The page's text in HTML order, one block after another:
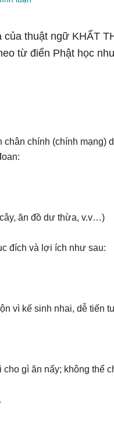
thuật ngữ KHẤT
từ điển Phật học
chân chính (chính
ăn đồ dư thừa, v.v…)
đích và lợi ích như sau:
vì kế sinh nhai, dễ tiến
gì ăn nấy; không thể